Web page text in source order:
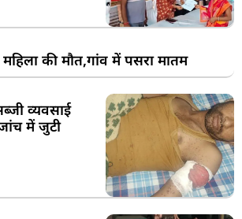
की मौत,गांव में पसरा मातम
व्यवसाई
में जुटी